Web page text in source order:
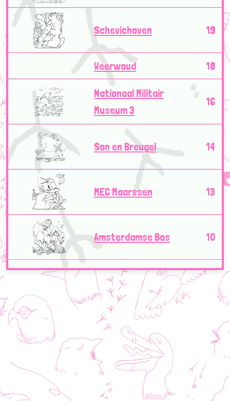
Schevichoven 19
Weerwoud 18
Nationaal Militair
Museum 3
16
Son en Breugel 14
MEC Maarssen 13
Amsterdamse Bos 10